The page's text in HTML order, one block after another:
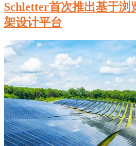
Schletter首次推出基于浏
架设计平台